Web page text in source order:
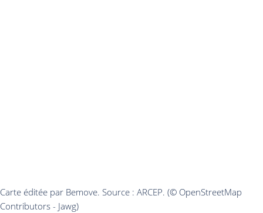
Carte éditée par Bemove. Source : ARCEP. (© OpenStreetMap
Contributors - Jawg)